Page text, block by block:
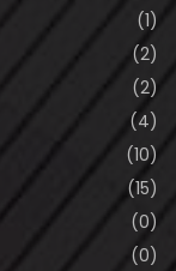
(1)
(2)
(2)
(4)
(10)
(15)
(0)
(0)